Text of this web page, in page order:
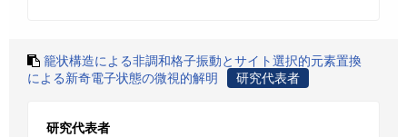
籠状構造による非調和格子振動とサイト選択的元素置換
による新奇電子状態の微視的解明
研究代表者
研究代表者